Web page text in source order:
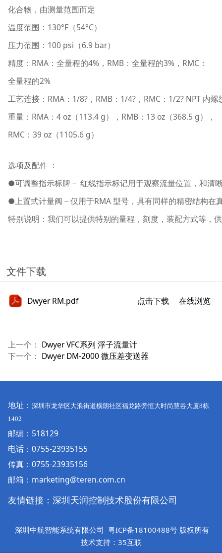
化合物，由测量范围而定
温度范围：130°F（54°C）
压力范围：100 psi（6.9 bar）
精度：RMA：全量程的4%，RMB：全量程的3%，RMC：
全量程的2%
工艺连接：RMA：1/8?，RMB：1/4?，RMC：1/2? NPT 内螺
重量：RMA：4 oz（113.4 g），RMB：13 oz（368.5 g），
RMC：39 oz（1105.6 g）
选项及配件 ：
●可调整指示标牌－ 红线指示标记用于观察流量位置，和清
●上置式计量阀－仅用于RMA 型号，具有同样的精密结构在
特别说明：我们可以提供特别的量程，刻度，装配方式等，
文件下载
Dwyer RM.pdf 点击下载 在线浏览
上一个： Dwyer VFC系列 浮子流量计
下一个： Dwyer DM-2000 微压差变送器
地址： 深圳市龙华区大浪街道横朗社区福龙路旁恒大时尚慧谷大厦8栋
1402
邮编：518129
电话： 0755-23935155
传真：0755-23935156
邮箱：marketing@teren.com.cn
友情链接： 深圳天润控制技术股份有限公司
深圳中航智能系统有限公司 粤ICP备18100488号 版权所有
技术支持：35互联